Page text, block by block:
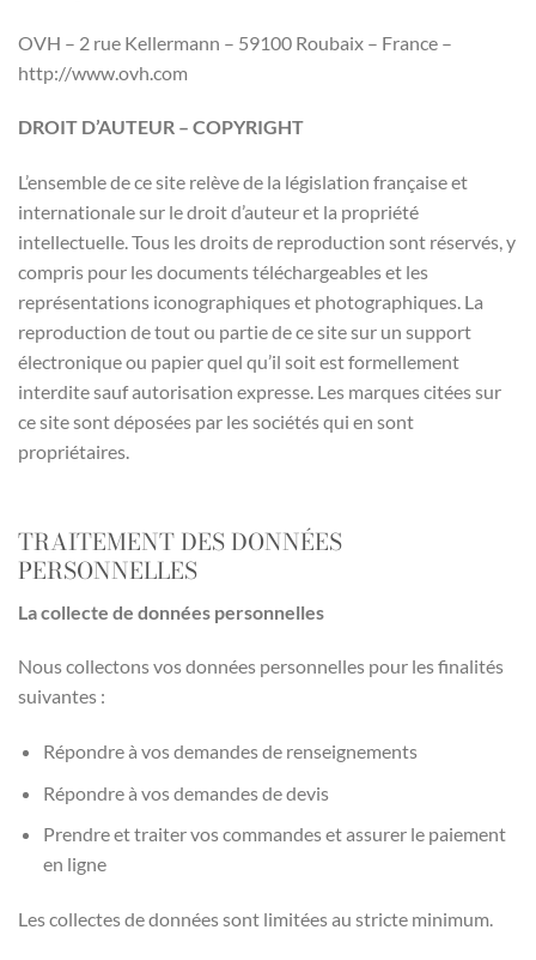
OVH – 2 rue Kellermann – 59100 Roubaix – France –
http://www.ovh.com
DROIT D’AUTEUR – COPYRIGHT
L’ensemble de ce site relève de la législation française et
internationale sur le droit d’auteur et la propriété
intellectuelle. Tous les droits de reproduction sont réservés, y
compris pour les documents téléchargeables et les
représentations iconographiques et photographiques. La
reproduction de tout ou partie de ce site sur un support
électronique ou papier quel qu’il soit est formellement
interdite sauf autorisation expresse. Les marques citées sur
ce site sont déposées par les sociétés qui en sont
propriétaires.
TRAITEMENT DES DONNÉES
PERSONNELLES
La collecte de données personnelles
Nous collectons vos données personnelles pour les finalités
suivantes :
Répondre à vos demandes de renseignements
Répondre à vos demandes de devis
Prendre et traiter vos commandes et assurer le paiement
en ligne
Les collectes de données sont limitées au stricte minimum.